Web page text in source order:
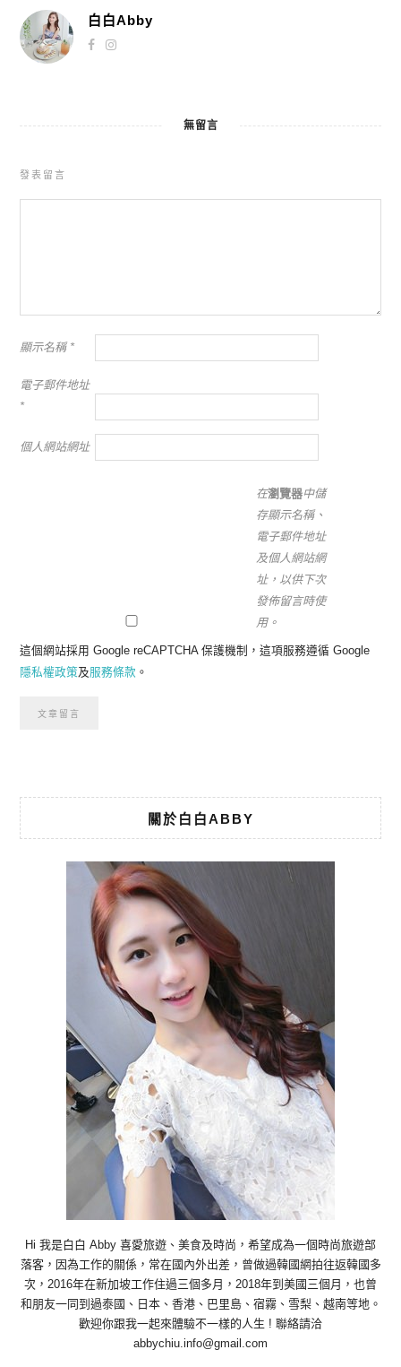
白白Abby
無留言
發表留言
顯示名稱 *
電子郵件地址
*
個人網站網址
在瀏覽器中儲
存顯示名稱、
電子郵件地址
及個人網站網
址，以供下次
發佈留言時使
用。
這個網站採用 Google reCAPTCHA 保護機制，這項服務遵循 Google
隱私權政策及服務條款 。
關於白白ABBY
Hi 我是白白 Abby 喜愛旅遊、美食及時尚，希望成為一個時尚旅遊部
落客，因為工作的關係，常在國內外出差，曾做過韓國網拍往返韓國多
次，2016年在新加坡工作住過三個多月，2018年到美國三個月，也曾
和朋友一同到過泰國、日本、香港、巴里島、宿霧、雪梨、越南等地。
歡迎你跟我一起來體驗不一樣的人生 ! 聯絡請洽
abbychiu.info@gmail.com